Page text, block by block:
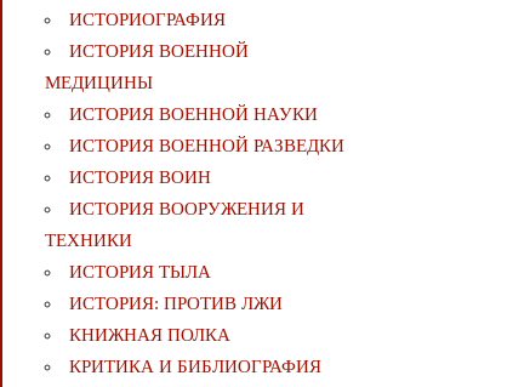
ИСТОРИОГРАФИЯ
ИСТОРИЯ ВОЕННОЙ
МЕДИЦИНЫ
ИСТОРИЯ ВОЕННОЙ НАУКИ
ИСТОРИЯ ВОЕННОЙ РАЗВЕДКИ
ИСТОРИЯ ВОИН
ИСТОРИЯ ВООРУЖЕНИЯ И
ТЕХНИКИ
ИСТОРИЯ ТЫЛА
ИСТОРИЯ: ПРОТИВ ЛЖИ
КНИЖНАЯ ПОЛКА
КРИТИКА И БИБЛИОГРАФИЯ